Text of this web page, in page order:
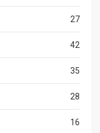
27
42
35
28
16